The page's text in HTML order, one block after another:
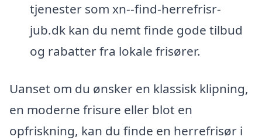
tjenester som xn--find-herrefrisr-
jub.dk kan du nemt finde gode tilbud
og rabatter fra lokale frisører.
Uanset om du ønsker en klassisk klipning,
en moderne frisure eller blot en
opfriskning, kan du finde en herrefrisør i